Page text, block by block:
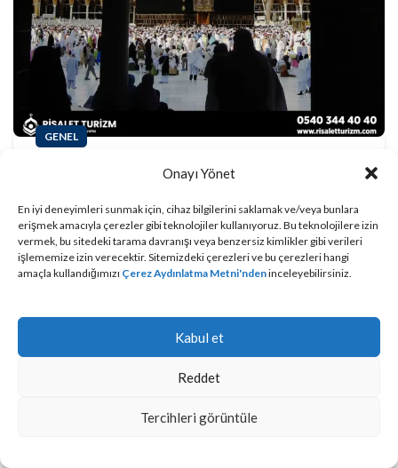
Onayı Yönet
En iyi deneyimleri sunmak için, cihaz bilgilerini saklamak ve/veya bunlara
erişmek amacıyla çerezler gibi teknolojiler kullanıyoruz. Bu teknolojilere izin
vermek, bu sitedeki tarama davranışı veya benzersiz kimlikler gibi verileri
işlememize izin verecektir. Sitemizdeki çerezleri ve bu çerezleri hangi
amaçla kullandığımızı Çerez Aydınlatma Metni'ndeninceleyebilirsiniz.
Kabul et
Reddet
Tercihleri görüntüle
GENEL
Cirane Umresi
Risalet Turizm
OKUMAYA DEVAM ET
Çerez Politikası|KVKK Aydınlatma Metni
addressbooking.com
Turizm’e aittir.